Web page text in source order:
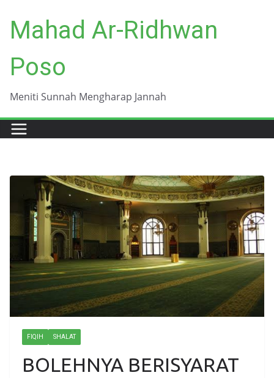
content
Mahad Ar-Ridhwan
Poso
Meniti Sunnah Mengharap Jannah
FIQIH SHALAT
BOLEHNYA BERISYARAT